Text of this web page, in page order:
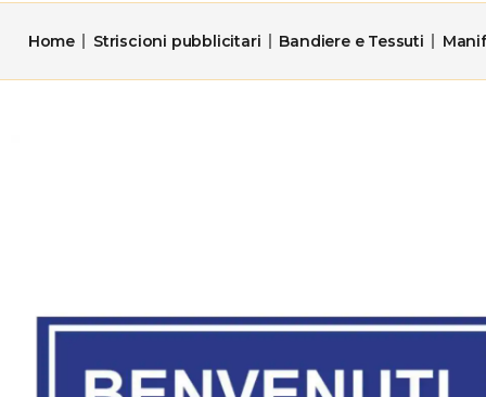
Home Striscioni pubblicitari Bandiere e Tessuti